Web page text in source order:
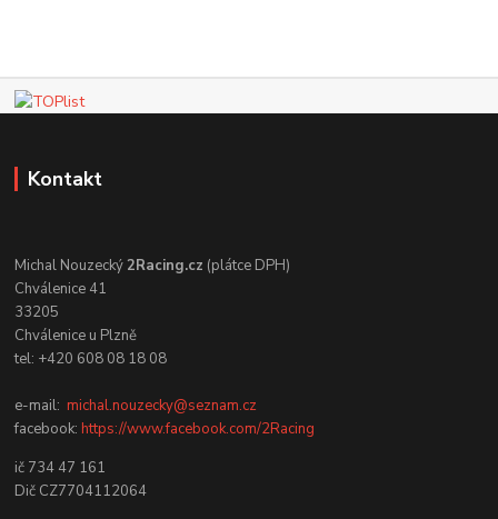
Kontakt
Michal Nouzecký2Racing.cz (plátce DPH)
Chválenice 41
33205
Chválenice u Plzně
tel: +420 608 08 18 08
e-mail:michal.nouzecky@seznam.cz
facebook:https://www.facebook.com/2Racing
ič 734 47 161
Dič CZ7704112064